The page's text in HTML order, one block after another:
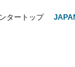
タートップ